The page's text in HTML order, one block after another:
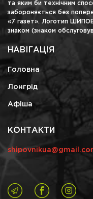
та яким би технічним
забороняється без
«7 газет». Логотип
знаком (знаком
НАВІГАЦІЯ
Головна
Лонгрід
Афіша
КОНТАКТИ